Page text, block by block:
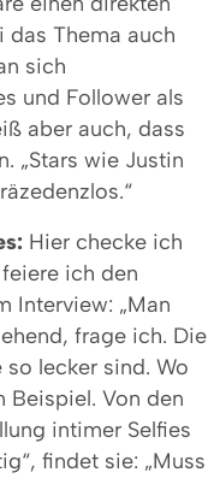
das Thema auch
sich
und Follower als
aber auch, dass
„Stars wie Justin
Hier checke ich
ich den
Interview: „Man
frage ich. Die
lecker sind. Wo
Beispiel. Von den
intimer Selfies
findet sie: „Muss